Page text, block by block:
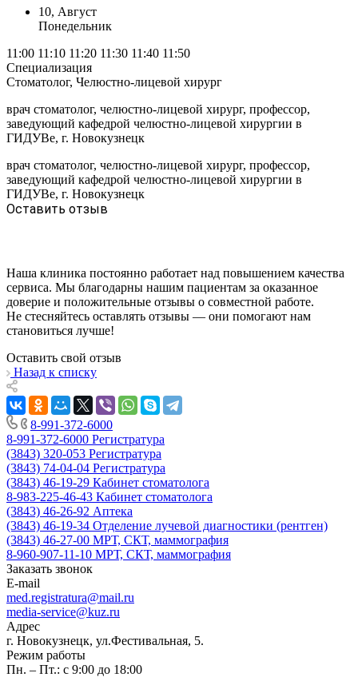
10, Август
Понедельник
11:00 11:10 11:20 11:30 11:40 11:50
Специализация
Стоматолог, Челюстно-лицевой хирург
врач стоматолог, челюстно-лицевой хирург, профессор,
заведующий кафедрой челюстно-лицевой хирургии в
ГИДУВе, г. Новокузнецк
врач стоматолог, челюстно-лицевой хирург, профессор,
заведующий кафедрой челюстно-лицевой хирургии в
ГИДУВе, г. Новокузнецк
Оставить отзыв
Наша клиника постоянно работает над повышением качества
сервиса. Мы благодарны нашим пациентам за оказанное
доверие и положительные отзывы о совместной работе.
Не стесняйтесь оставлять отзывы — они помогают нам
становиться лучше!
Оставить свой отзыв
Назад к списку
8-991-372-6000
8-991-372-6000 Регистратура
(3843) 320-053 Регистратура
(3843) 74-04-04 Регистратура
(3843) 46-19-29 Кабинет стоматолога
8-983-225-46-43 Кабинет стоматолога
(3843) 46-26-92 Аптека
(3843) 46-19-34 Отделение лучевой диагностики (рентген)
(3843) 46-27-00 МРТ, СКТ, маммография
8-960-907-11-10 МРТ, СКТ, маммография
Заказать звонок
E-mail
med.registratura@mail.ru
media-service@kuz.ru
Адрес
г. Новокузнецк, ул.Фестивальная, 5.
Режим работы
Пн. – Пт.: с 9:00 до 18:00